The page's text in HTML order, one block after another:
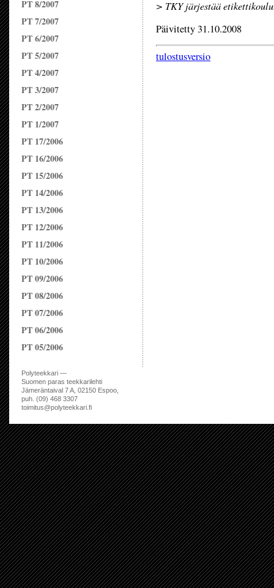
PT 8/2007
PT 7/2007
PT 6/2007
PT 5/2007
PT 4/2007
PT 3/2007
PT 2/2007
PT 1/2007
PT 17/2006
PT 16/2006
PT 15/2006
PT 14/2006
PT 13/2006
PT 12/2006
PT 11/2006
PT 10/2006
PT 09/2006
PT 08/2006
PT 07/2006
PT 06/2006
PT 05/2006
> TKY järjestää
Päivitetty 31.10.2008
tulostusversio
Polyteekkari —
Suomen paras teekkarilehti
Jämeräntaival 7 A, 02150 Espoo,
puh. (09) 468 3307
toimitus@polyteekkari.fi